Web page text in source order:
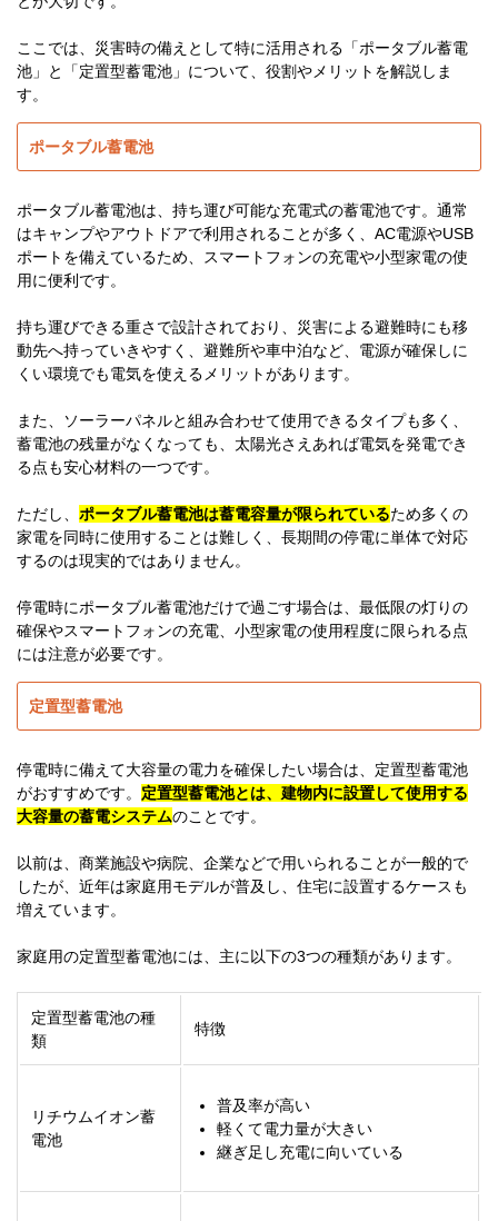
ここでは、災害時の備えとして特に活用される「ポータブル蓄電
池」と「定置型蓄電池」について、役割やメリットを解説しま
す。
ポータブル蓄電池
ポータブル蓄電池は、持ち運び可能な充電式の蓄電池です。通常
はキャンプやアウトドアで利用されることが多く、AC電源やUSB
ポートを備えているため、スマートフォンの充電や小型家電の使
用に便利です。
持ち運びできる重さで設計されており、災害による避難時にも移
動先へ持っていきやすく、避難所や車中泊など、電源が確保しに
くい環境でも電気を使えるメリットがあります。
また、ソーラーパネルと組み合わせて使用できるタイプも多く、
蓄電池の残量がなくなっても、太陽光さえあれば電気を発電でき
る点も安心材料の一つです。
ただし、 ポータブル蓄電池は蓄電容量が限られているため多くの
家電を同時に使用することは難しく、長期間の停電に単体で対応
するのは現実的ではありません。
停電時にポータブル蓄電池だけで過ごす場合は、最低限の灯りの
確保やスマートフォンの充電、小型家電の使用程度に限られる点
には注意が必要です。
定置型蓄電池
停電時に備えて大容量の電力を確保したい場合は、定置型蓄電池
がおすすめです。 定置型蓄電池とは、建物内に設置して使用する
大容量の蓄電システムのことです。
以前は、商業施設や病院、企業などで用いられることが一般的で
したが、近年は家庭用モデルが普及し、住宅に設置するケースも
増えています。
家庭用の定置型蓄電池には、主に以下の3つの種類があります。
定置型蓄電池の種
類
特徴
リチウムイオン蓄
電池
普及率が高い
軽くて電力量が大きい
継ぎ足し充電に向いている